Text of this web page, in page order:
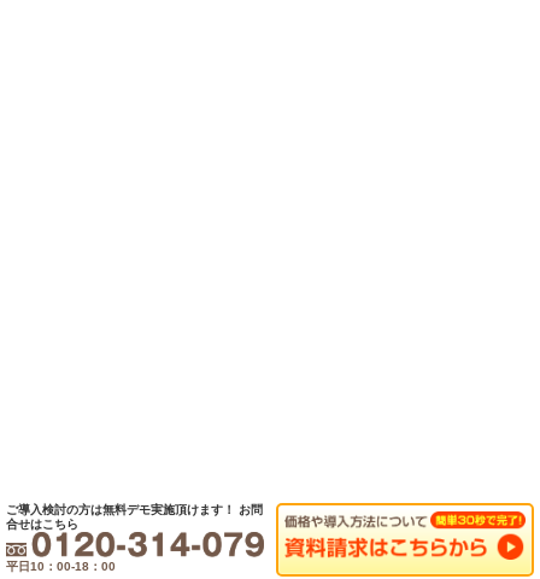
ご導入検討の方は無料デモ実施頂けます！
お問
合せはこちら
平日10：00-18：00